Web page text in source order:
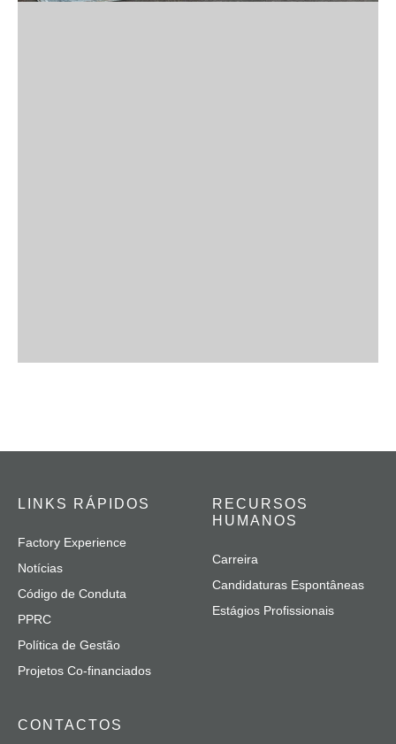
LINKS RÁPIDOS
Factory Experience
Notícias
Código de Conduta
PPRC
Política de Gestão
Projetos Co-financiados
RECURSOS
HUMANOS
Carreira
Candidaturas Espontâneas
Estágios Profissionais
CONTACTOS